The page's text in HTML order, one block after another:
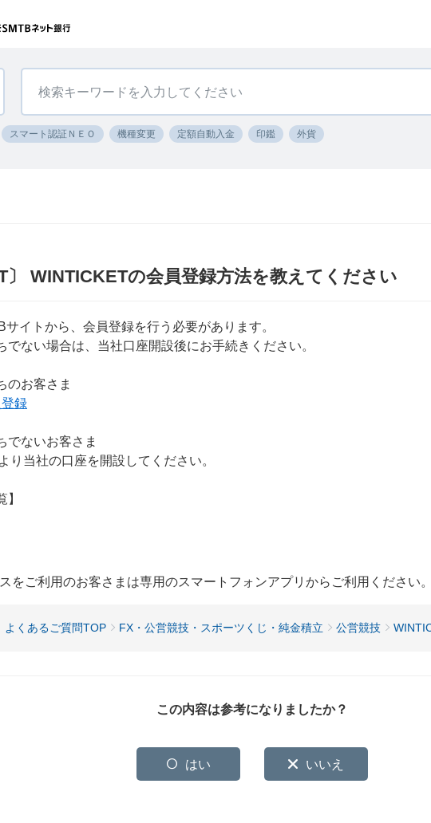
スマート認証ＮＥＯ 機種変更 定額自動入金 印鑑 外貨
〕 WINTICKETの会員登録方法を教えてください
イトから、会員登録を行う必要があります。
でない場合は、当社口座開設後にお手続きください。
のお客さま
録
でないお客さま
より当社の口座を開設してください。
】
をご利用のお客さまは専用のスマートフォンアプリからご利用ください
よくあるご質問TOP FX・公営競技・スポーツくじ・純金積立 公営競技
この内容は参考になりましたか？
はい いいえ